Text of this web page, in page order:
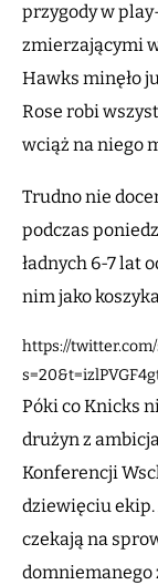
przygody w
zmierzającymi
Hawks minęło
Rose robi
wciąż na niego
Trudno nie
podczas
ładnych 6-7 lat
nim jako
https://twitter.com/
Póki co Knicks
drużyn z
Konferencji
dziewięciu ekip.
czekają na
domniemanego